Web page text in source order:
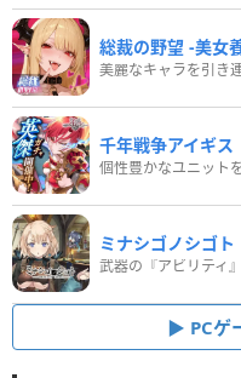
総裁の野望 -美女
美麗なキャラを引き
千年戦争アイギス
個性豊かなユニット
ミナシゴノシゴト
PCゲ